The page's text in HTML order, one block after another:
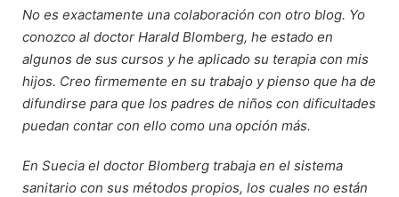
No es exactamente una colaboración con otro blog. Yo
conozco al doctor Harald Blomberg, he estado en
algunos de sus cursos y he aplicado su terapia con mis
hijos. Creo firmemente en su trabajo y pienso que ha de
difundirse para que los padres de niños con dificultades
puedan contar con ello como una opción más.
En Suecia el doctor Blomberg trabaja en el sistema
sanitario con sus métodos propios, los cuales no están